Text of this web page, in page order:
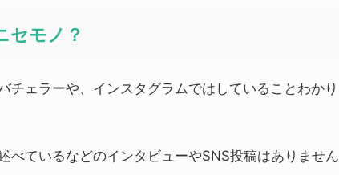
セモノ？
チェラーや、インスタグラムではしていることわかり
べているなどのインタビューやSNS投稿はありません